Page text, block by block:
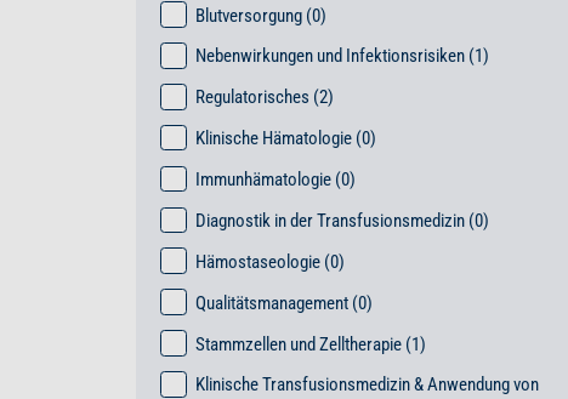
Blutversorgung (0)
Nebenwirkungen und Infektionsrisiken (1)
Regulatorisches (2)
Klinische Hämatologie (0)
Immunhämatologie (0)
Diagnostik in der Transfusionsmedizin (0)
Hämostaseologie (0)
Qualitätsmanagement (0)
Stammzellen und Zelltherapie (1)
Klinische Transfusionsmedizin & Anwendung von